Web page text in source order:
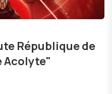
République de
Acolyte"